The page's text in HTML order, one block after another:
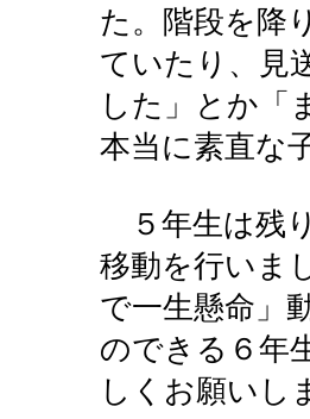
た。階段を降
ていたり、見
した」とか「
本当に素直な
５年生は残
移動を行いま
で一生懸命」
のできる６年
しくお願いし